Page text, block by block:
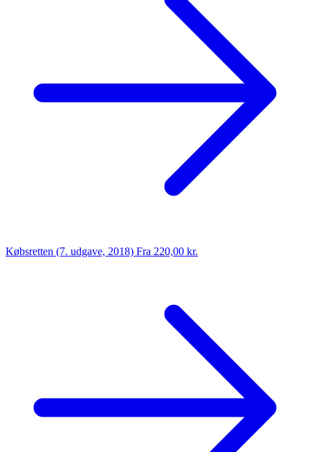
Købsretten (7. udgave, 2018) Fra 220,00 kr.